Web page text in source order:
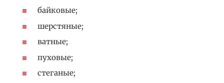
байковые;
шерстяные;
ватные;
пуховые;
стеганые;